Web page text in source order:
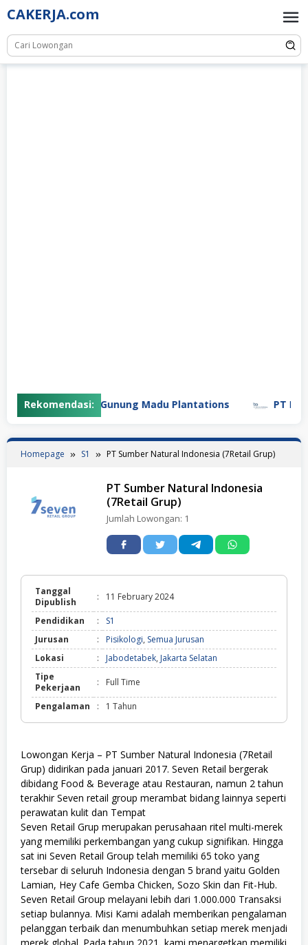
Skip
to
content
CAKERJA.com
Rekomendasi:PT Gunung Madu Plantations PT
Homepage S1 PT Sumber Natural Indonesia (7Retail Grup)
PT Sumber Natural Indonesia
(7Retail Grup)
Jumlah Lowongan: 1
Tanggal
Dipublish
: 11 February 2024
Pendidikan :
S1
Jurusan
: Pisikologi, Semua Jurusan
Lokasi
: Jabodetabek, Jakarta Selatan
Tipe
Pekerjaan
: Full Time
Pengalaman : 1 Tahun
Lowongan Kerja – PT Sumber Natural Indonesia (7Retail
Grup) didirikan pada januari 2017. Seven Retail bergerak
dibidang Food & Beverage atau Restauran, namun 2 tahun
terakhir Seven retail group merambat bidang lainnya seperti
perawatan kulit dan Tempat
Seven Retail Grup merupakan perusahaan ritel multi-merek
yang memiliki perkembangan yang cukup signifikan. Hingga
sat ini Seven Retail Group telah memiliki 65 toko yang
tersebar di seluruh Indonesia dengan 5 brand yaitu Golden
Lamian, Hey Cafe Gemba Chicken, Sozo Skin dan Fit-Hub.
Seven Retail Group melayani lebih dari 1.000.000 Transaksi
setiap bulannya. Misi Kami adalah memberikan pengalaman
pelanggan terbaik dan menumbuhkan setiap merek menjadi
merek global. Pada tahun 2021, kami menargetkan memiliki